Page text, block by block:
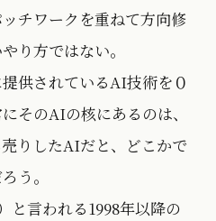
チワークを重ねて方向修
り方ではない。
供されているAI技術を０
そのAIの核にあるのは、
りしたAIだと、どこかで
う。
言われる1998年以降の